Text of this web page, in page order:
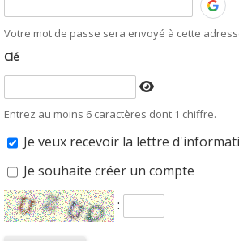
Votre mot de passe sera envoyé à cette
Clé
Entrez au moins 6 caractères dont 1 chiffre.
Je veux recevoir la lettre
Je souhaite créer un compte
: